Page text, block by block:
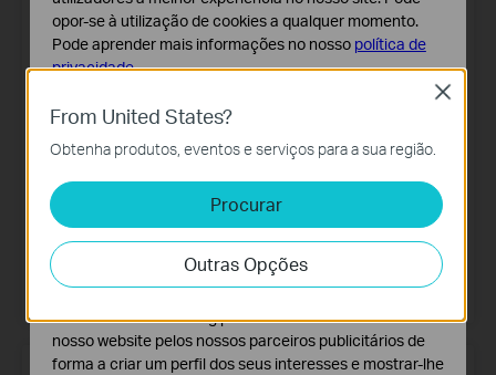
Tapo RV30 Max Plus
5300Pa Hyper Suction Robot
Vacuum & Mop + Smart Auto-
Router Gaming BE9300 Tri-Band
Wi-Fi 7
From United States?
Obtenha produtos, eventos e serviços para a sua região.
Procurar
Outras Opções
Close
opor-se à utilização de cookies a qualquer momento.
Pode aprender mais informações no nosso política de
privacidade.
Cookies Básicos
Os cookies são necessários para o funcionamento do
website e não podem ser desativados nos seus
Cookies de Análise e Marketing
Os cookies de analise permite-nos analisar as suas
atividades no nosso website para melhorar e ajustar a
funcionalidade do nosso website.
O cookies de marketing podem ser definidos através do
nosso website pelos nossos parceiros publicitários de
forma a criar um perfil dos seus interesses e mostrar-lhe